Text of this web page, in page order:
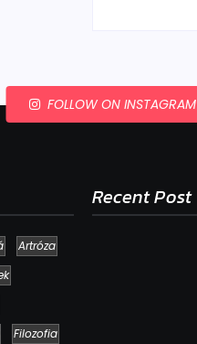
FOLLOW ON INSTAGRAM
Artróza
Filozofia
Recent Post